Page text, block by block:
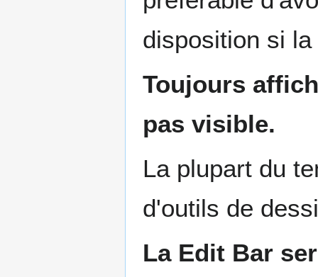
disposition si
Toujours
pas visible.
La plupart du
d'outils de
La Edit Bar